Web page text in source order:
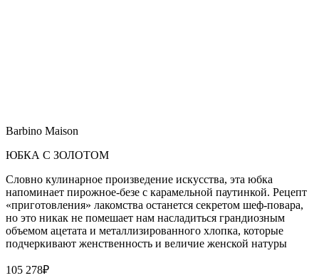
Barbino Maison
ЮБКА С ЗОЛОТОМ
Словно кулинарное произведение искусства, эта юбка
напоминает пирожное-безе с карамельной паутинкой. Рецепт
«приготовления» лакомства останется секретом шеф-повара,
но это никак не помешает нам насладиться грандиозным
объемом ацетата и металлизированного хлопка, которые
подчеркивают женственность и величие женской натуры
105 278₽